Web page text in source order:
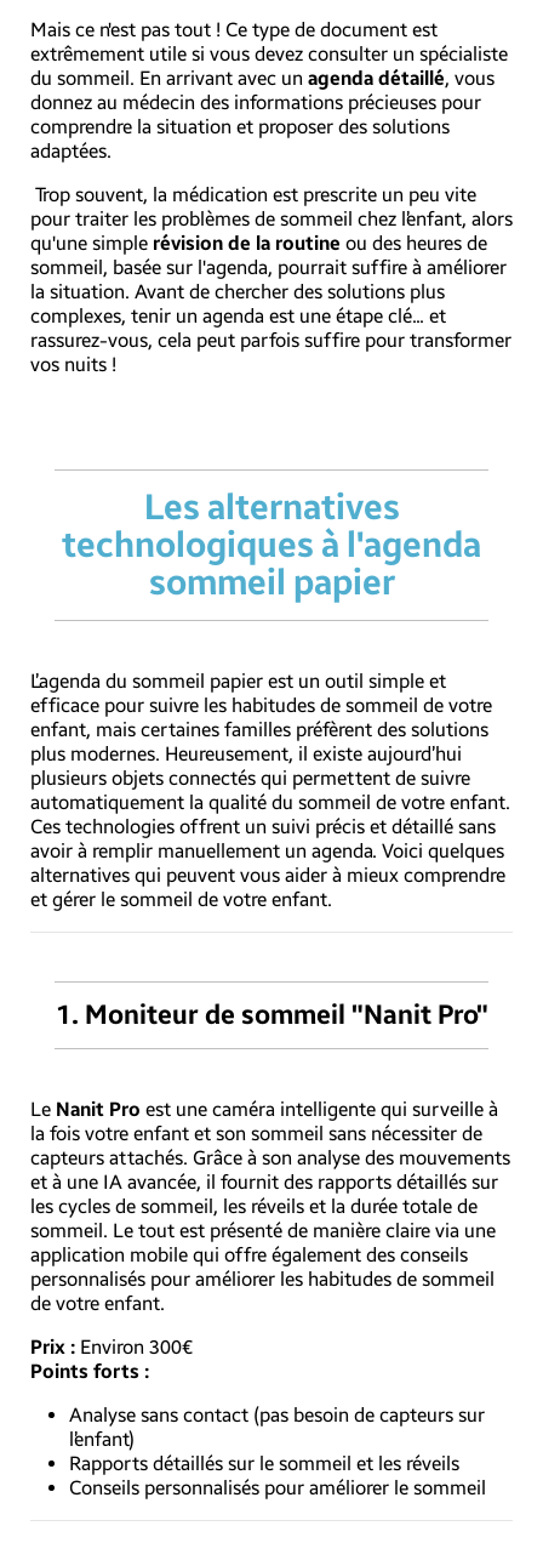
Mais ce n'est pas tout ! Ce type de document est
extrêmement utile si vous devez consulter un spécialiste
du sommeil. En arrivant avec un agenda détaillé, vous
donnez au médecin des informations précieuses pour
comprendre la situation et proposer des solutions
adaptées.
Trop souvent, la médication est prescrite un peu vite
pour traiter les problèmes de sommeil chez l’enfant, alors
qu'une simple révision de la routine ou des heures de
sommeil, basée sur l'agenda, pourrait suffire à améliorer
la situation. Avant de chercher des solutions plus
complexes, tenir un agenda est une étape clé... et
rassurez-vous, cela peut parfois suffire pour transformer
vos nuits !
Les alternatives
technologiques à l'agenda
sommeil papier
L’agenda du sommeil papier est un outil simple et
efficace pour suivre les habitudes de sommeil de votre
enfant, mais certaines familles préfèrent des solutions
plus modernes. Heureusement, il existe aujourd’hui
plusieurs objets connectés qui permettent de suivre
automatiquement la qualité du sommeil de votre enfant.
Ces technologies offrent un suivi précis et détaillé sans
avoir à remplir manuellement un agenda. Voici quelques
alternatives qui peuvent vous aider à mieux comprendre
et gérer le sommeil de votre enfant.
1. Moniteur de sommeil "Nanit Pro"
Le Nanit Pro est une caméra intelligente qui surveille à
la fois votre enfant et son sommeil sans nécessiter de
capteurs attachés. Grâce à son analyse des mouvements
et à une IA avancée, il fournit des rapports détaillés sur
les cycles de sommeil, les réveils et la durée totale de
sommeil. Le tout est présenté de manière claire via une
application mobile qui offre également des conseils
personnalisés pour améliorer les habitudes de sommeil
de votre enfant.
Prix : Environ 300€
Points forts :
Analyse sans contact (pas besoin de capteurs sur
l’enfant)
Rapports détaillés sur le sommeil et les réveils
Conseils personnalisés pour améliorer le sommeil